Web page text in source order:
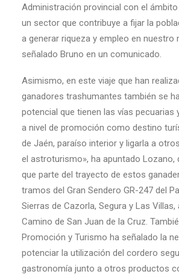
Administración provincial con el ámbito
un sector que contribuye a fijar la
a generar riqueza y empleo en nuestro
señalado Bruno en un comunicado.
Asimismo, en este viaje que han
ganadores trashumantes también se
potencial que tienen las vías pecuarias
a nivel de promoción como destino
de Jaén, paraíso interior y ligarla a
el astroturismo», ha apuntado Lozano,
que parte del trayecto de estos
tramos del Gran Sendero GR-247 del
Sierras de Cazorla, Segura y Las
Camino de San Juan de la Cruz.
Promoción y Turismo ha señalado la
potenciar la utilización del cordero
gastronomía junto a otros productos